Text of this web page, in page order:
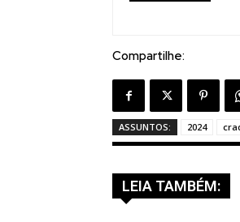
Compartilhe:
ASSUNTOS: 2024
LEIA TAMBÉM: